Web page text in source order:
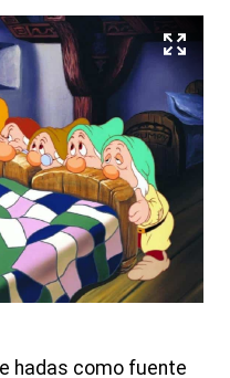
hadas como fuente